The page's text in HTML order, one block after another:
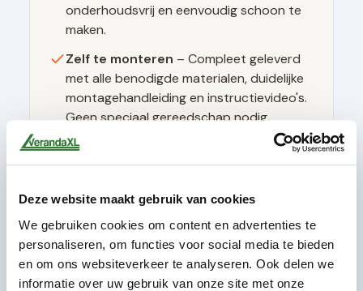
Deze website maakt gebruik van cookies
We gebruiken cookies om content en advertenties te
personaliseren, om functies voor social media te bieden
en om ons websiteverkeer te analyseren. Ook delen we
informatie over uw gebruik van onze site met onze
onderhoudsvrij en eenvoudig schoon te
maken.
Zelf te monteren – Compleet geleverd
met alle benodigde materialen, duidelijke
montagehandleiding en instructievideo's.
Geen speciaal gereedschap nodig.
Technische specificaties
Glasdikte
10mm gehard (ESG)
Helder glas
Glasranden
Geslepen (niet scherp)